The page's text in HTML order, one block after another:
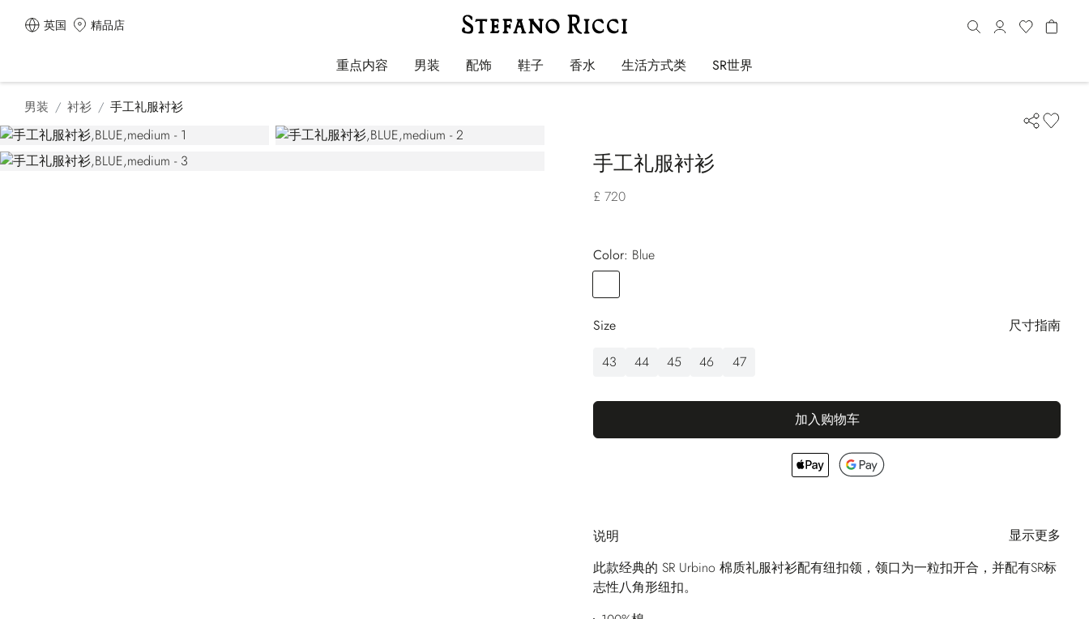
英国 精品店
重点内容 男装 配饰 鞋子 香水 生活方式类 SR世界
男装 衬衫 手工礼服衬衫
手工礼服衬衫
£ 720
Color:
blue
Size
尺寸指南
43
44 45 46 47
加入购物车
说明
显示更多
此款经典的 SR Urbino 棉质礼服衬衫配有纽扣领，领口为一粒扣开合，并配有SR标
志性八角形纽扣。